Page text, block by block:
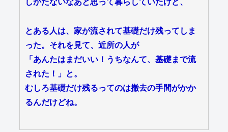
しかたないなあと思って暮らしていたけど、
とある人は、家が流されて基礎だけ残ってしま
った。それを見て、近所の人が
「あんたはまだいい！うちなんて、基礎まで流
された！」と。
むしろ基礎だけ残るってのは撤去の手間がかか
るんだけどね。